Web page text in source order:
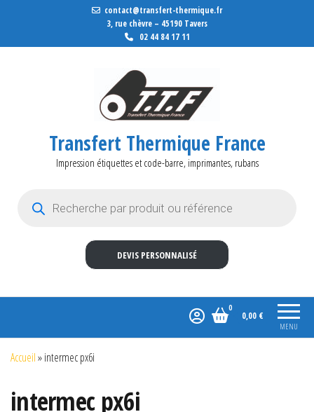
contact@transfert-thermique.fr
3, rue chèvre – 45190 Tavers
02 44 84 17 11
Transfert Thermique France
Impression étiquettes et code-barre, imprimantes, rubans
DEVIS PERSONNALISÉ
MENU
0
0,00 €
Accueil»intermec px6i
intermec px6i